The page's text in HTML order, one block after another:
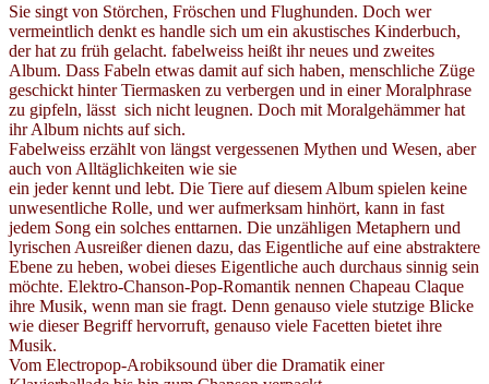
Sie singt von Störchen, Fröschen und Flughunden. Doch wer
vermeintlich denkt es handle sich um ein akustisches Kinderbuch,
der hat zu früh gelacht. fabelweiss heißt ihr neues und zweites
Album. Dass Fabeln etwas damit auf sich haben, menschliche Züge
geschickt hinter Tiermasken zu verbergen und in einer Moralphrase
zu gipfeln, lässt sich nicht leugnen. Doch mit Moralgehämmer hat
ihr Album nichts auf sich.
Fabelweiss erzählt von längst vergessenen Mythen und Wesen, aber
auch von Alltäglichkeiten wie sie
ein jeder kennt und lebt. Die Tiere auf diesem Album spielen keine
unwesentliche Rolle, und wer aufmerksam hinhört, kann in fast
jedem Song ein solches enttarnen. Die unzähligen Metaphern und
lyrischen Ausreißer dienen dazu, das Eigentliche auf eine abstraktere
Ebene zu heben, wobei dieses Eigentliche auch durchaus sinnig sein
möchte. Elektro-Chanson-Pop-Romantik nennen Chapeau Claque
ihre Musik, wenn man sie fragt. Denn genauso viele stutzige Blicke
wie dieser Begriff hervorruft, genauso viele Facetten bietet ihre
Musik.
Vom Electropop-Arobiksound über die Dramatik einer